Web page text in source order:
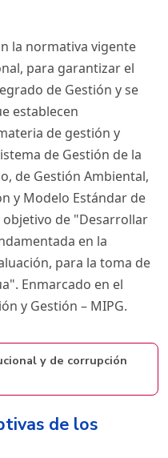
la normativa vigente
para garantizar el
de Gestión y se
establecen
de gestión y
de Gestión de la
de Gestión Ambiental,
y Modelo Estándar de
objetivo de "Desarrollar
en la
para la toma de
Enmarcado en el
y Gestión – MIPG.
y de corrupción
de los